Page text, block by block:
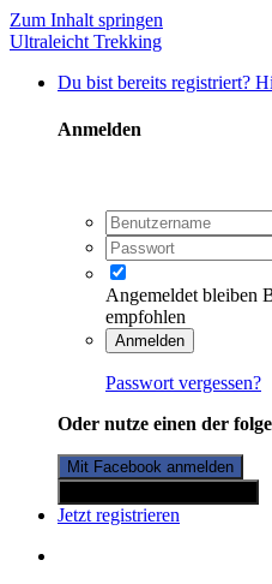
Zum Inhalt springen
Ultraleicht Trekking
Du bist bereits registriert?
Anmelden
Angemeldet bleiben
empfohlen
Anmelden
Passwort vergessen?
Oder nutze einen der
Mit Facebook anmelden
Jetzt registrieren